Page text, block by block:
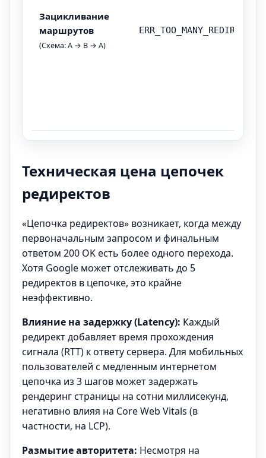
Зацикливание
маршрутов
(Схема: A → B → A)
ERR_TOO_MANY_REDIRECTS
Техническая цена цепочек
редиректов
«Цепочка редиректов» возникает, когда между
первоначальным запросом и финальным
ответом 200 OK есть более одного перехода.
Хотя Google может отслеживать до 5
редиректов в цепочке, это крайне
неэффективно.
Влияние на задержку (Latency): Каждый
редирект добавляет время прохождения
сигнала (RTT) к ответу сервера. Для мобильных
пользователей с медленным интернетом
цепочка из 3 шагов может задержать
рендеринг страницы на сотни миллисекунд,
негативно влияя на Core Web Vitals (в
частности, на LCP).
Размытие авторитета: Несмотря на